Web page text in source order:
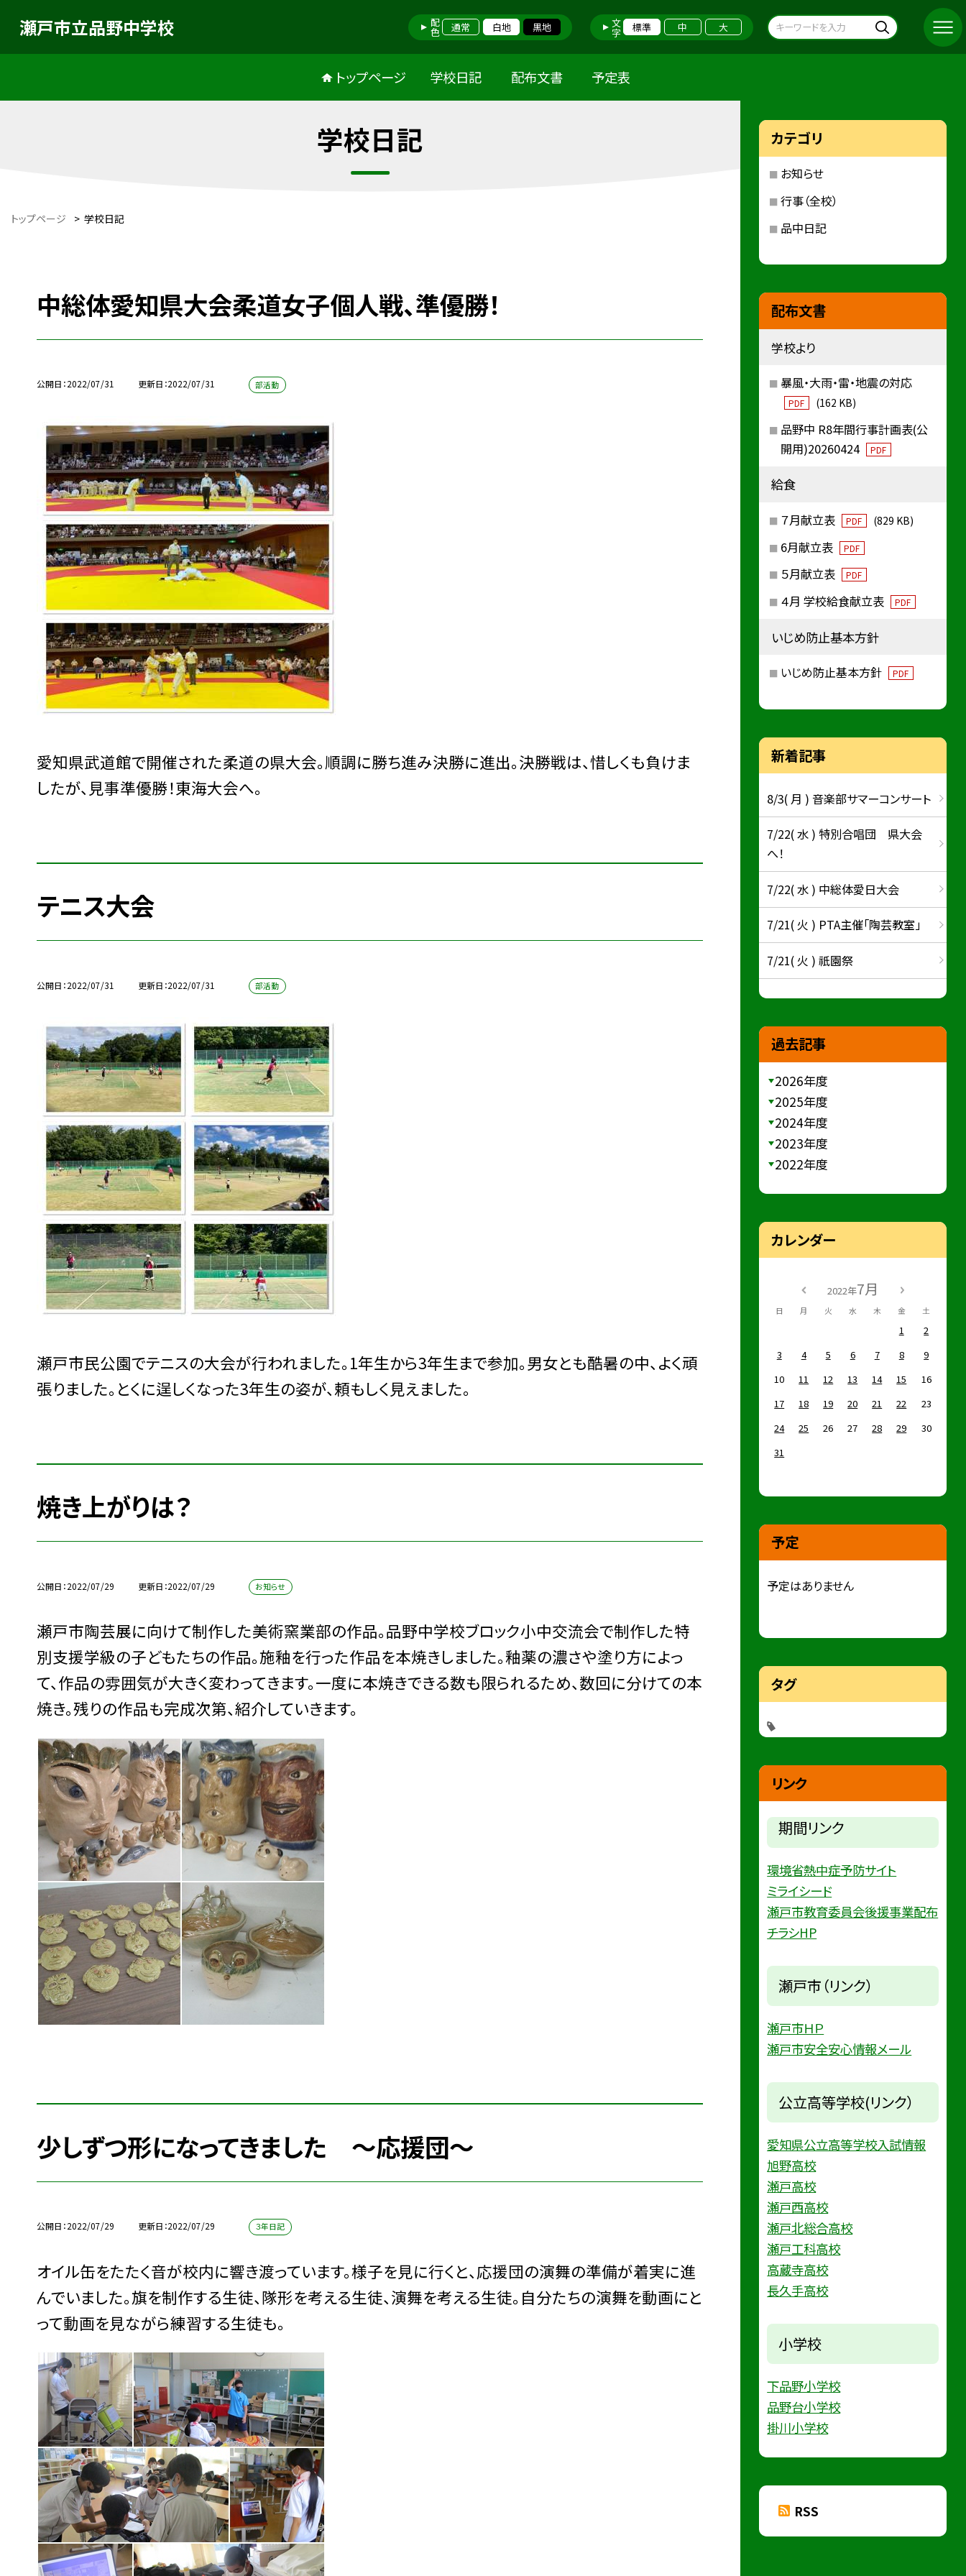
瀬戸市立品野中学校 配色 通常 白地 黒地 文字 標準 中 大
トップページ 学校日記 配布文書 予定表
学校日記
トップページ > 学校日記
中総体愛知県大会柔道女子個人戦、準優勝！
公開日 2022/07/31 更新日 2022/07/31 部活動
愛知県武道館で開催された柔道の県大会。順調に勝ち進み決勝に進出。決勝戦は、惜しくも負けま
したが、見事準優勝！東海大会へ。
テニス大会
公開日 2022/07/31 更新日 2022/07/31 部活動
瀬戸市民公園でテニスの大会が行われました。1年生から3年生まで参加。男女とも酷暑の中、よく頑
張りました。とくに逞しくなった3年生の姿が、頼もしく見えました。
焼き上がりは？
公開日 2022/07/29 更新日 2022/07/29 お知らせ
瀬戸市陶芸展に向けて制作した美術窯業部の作品。品野中学校ブロック小中交流会で制作した特
別支援学級の子どもたちの作品。施釉を行った作品を本焼きしました。釉薬の濃さや塗り方によっ
て、作品の雰囲気が大きく変わってきます。一度に本焼きできる数も限られるため、数回に分けての本
焼き。残りの作品も完成次第、紹介していきます。
少しずつ形になってきました 〜応援団〜
公開日 2022/07/29 更新日 2022/07/29 ３年日記
オイル缶をたたく音が校内に響き渡っています。様子を見に行くと、応援団の演舞の準備が着実に進
んでいました。旗を制作する生徒、隊形を考える生徒、演舞を考える生徒。自分たちの演舞を動画にと
って動画を見ながら練習する生徒も。
カテゴリ
お知らせ
行事（全校）
品中日記
配布文書
学校より
暴風・大雨・雷・地震の対応
PDF (162 KB)
品野中 R8年間行事計画表(公
開用)20260424
PDF
給食
７月献立表 PDF (829 KB)
6月献立表 PDF
５月献立表 PDF
４月 学校給食献立表 PDF
いじめ防止基本方針
いじめ防止基本方針 PDF
新着記事
8/3( 月 ) 音楽部サマーコンサート
7/22( 水 ) 特別合唱団 県大会
へ！
7/22( 水 ) 中総体愛日大会
7/21( 火 ) PTA主催「陶芸教室」
7/21( 火 ) 祇園祭
過去記事
2026年度
2025年度
2024年度
2023年度
2022年度
カレンダー
2022年7月
日 月 火 水 木 金 土
1
2
3
4 5 6 7 8
9
10
11 12 13 14 15
16
17
18 19 20 21 22
23
24
25 26 27 28 29
30
31
予定
予定はありません
タグ
リンク
期間リンク
環境省熱中症予防サイト
ミライシード
瀬戸市教育委員会後援事業配布
チラシHP
瀬戸市（リンク）
瀬戸市ＨＰ
瀬戸市安全安心情報メール
公立高等学校(リンク）
愛知県公立高等学校入試情報
旭野高校
瀬戸高校
瀬戸西高校
瀬戸北総合高校
瀬戸工科高校
高蔵寺高校
長久手高校
小学校
下品野小学校
品野台小学校
掛川小学校
RSS